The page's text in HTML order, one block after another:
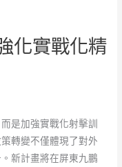
化實戰化精
是加強實戰化射擊訓
轉變不僅體現了對外
新計畫將在屏東九鵬